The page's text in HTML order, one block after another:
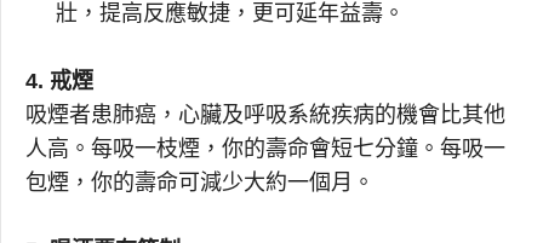
壯，提高反應敏捷，更可延年益壽。
4. 戒煙
吸煙者患肺癌，心臟及呼吸系統疾病的機會比其他
人高。每吸一枝煙，你的壽命會短七分鐘。每吸一
包煙，你的壽命可減少大約一個月。